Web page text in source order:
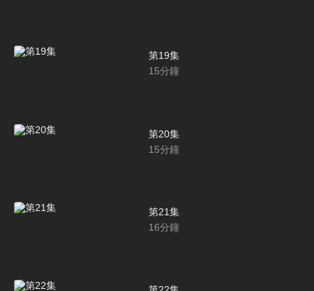
第19集
15分鐘
第20集
15分鐘
第21集
16分鐘